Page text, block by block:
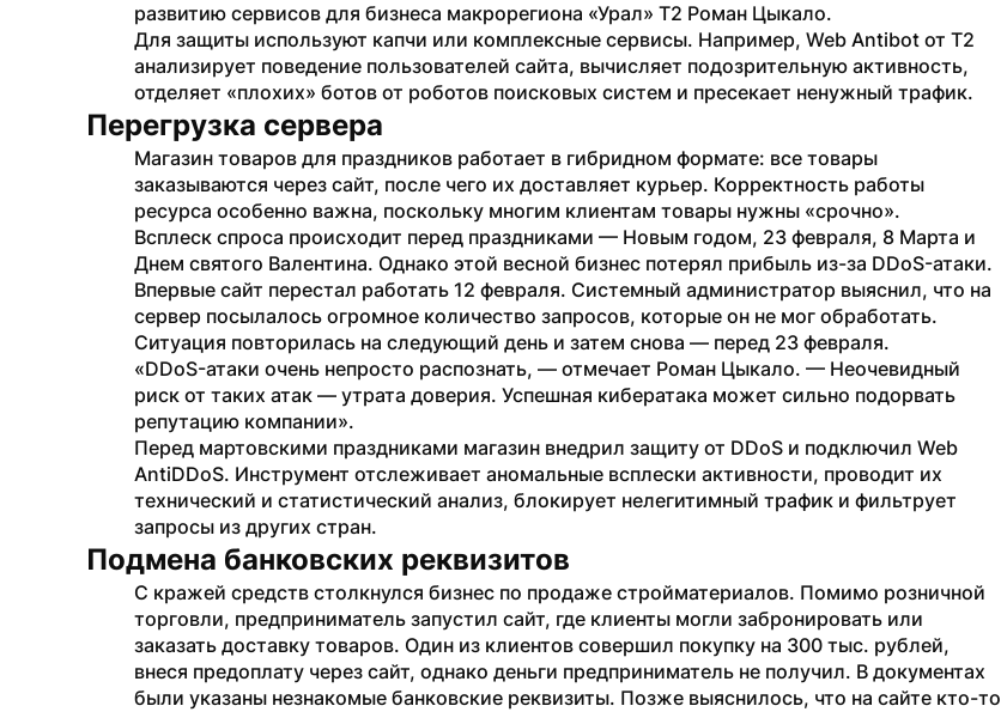
развитию сервисов для бизнеса макрорегиона «Урал» Т2 Роман Цыкало.
Для защиты используют капчи или комплексные сервисы. Например, Web Antibot от Т2
анализирует поведение пользователей сайта, вычисляет подозрительную активность,
отделяет «плохих» ботов от роботов поисковых систем и пресекает ненужный трафик.
Перегрузка сервера
Магазин товаров для праздников работает в гибридном формате: все товары
заказываются через сайт, после чего их доставляет курьер. Корректность работы
ресурса особенно важна, поскольку многим клиентам товары нужны «срочно».
Всплеск спроса происходит перед праздниками — Новым годом, 23 февраля, 8 Марта и
Днем святого Валентина. Однако этой весной бизнес потерял прибыль из-за DDoS-атаки.
Впервые сайт перестал работать 12 февраля. Системный администратор выяснил, что на
сервер посылалось огромное количество запросов, которые он не мог обработать.
Ситуация повторилась на следующий день и затем снова — перед 23 февраля.
«DDoS-атаки очень непросто распознать, — отмечает Роман Цыкало. — Неочевидный
риск от таких атак — утрата доверия. Успешная кибератака может сильно подорвать
репутацию компании».
Перед мартовскими праздниками магазин внедрил защиту от DDoS и подключил Web
AntiDDoS. Инструмент отслеживает аномальные всплески активности, проводит их
технический и статистический анализ, блокирует нелегитимный трафик и фильтрует
запросы из других стран.
Подмена банковских реквизитов
С кражей средств столкнулся бизнес по продаже стройматериалов. Помимо розничной
торговли, предприниматель запустил сайт, где клиенты могли забронировать или
заказать доставку товаров. Один из клиентов совершил покупку на 300 тыс. рублей,
внеся предоплату через сайт, однако деньги предприниматель не получил. В документах
были указаны незнакомые банковские реквизиты. Позже выяснилось, что на сайте кто-то